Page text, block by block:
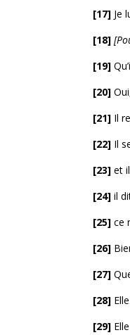
[17] Je
[18]
[19]
[20]
[21] Il
[22] Il
[23] et
[24] il
[25] ce
[26]
[27]
[28]
[29]